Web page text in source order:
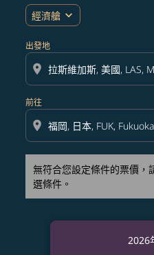
經濟艙 expand_more
出發地
location_on
前往
location_on
無符合您設定條件的票價，
選條件。
2026